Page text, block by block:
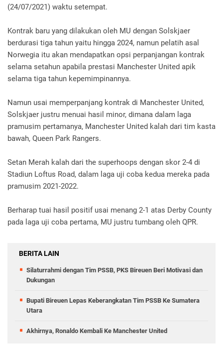
(24/07/2021) waktu setempat.
Kontrak baru yang dilakukan oleh MU dengan Solskjaer
berdurasi tiga tahun yaitu hingga 2024, namun pelatih asal
Norwegia itu akan mendapatkan opsi perpanjangan kontrak
selama setahun apabila prestasi Manchester United apik
selama tiga tahun kepemimpinannya.
Namun usai memperpanjang kontrak di Manchester United,
Solskjaer justru menuai hasil minor, dimana dalam laga
pramusim pertamanya, Manchester United kalah dari tim kasta
bawah, Queen Park Rangers.
Setan Merah kalah dari the superhoops dengan skor 2-4 di
Stadiun Loftus Road, dalam laga uji coba kedua mereka pada
pramusim 2021-2022.
Berharap tuai hasil positif usai menang 2-1 atas Derby County
pada laga uji coba pertama, MU justru tumbang oleh QPR.
BERITA LAIN
Silaturrahmi dengan Tim PSSB, PKS Bireuen Beri Motivasi dan
Dukungan
Bupati Bireuen Lepas Keberangkatan Tim PSSB Ke Sumatera
Utara
Akhirnya, Ronaldo Kembali Ke Manchester United